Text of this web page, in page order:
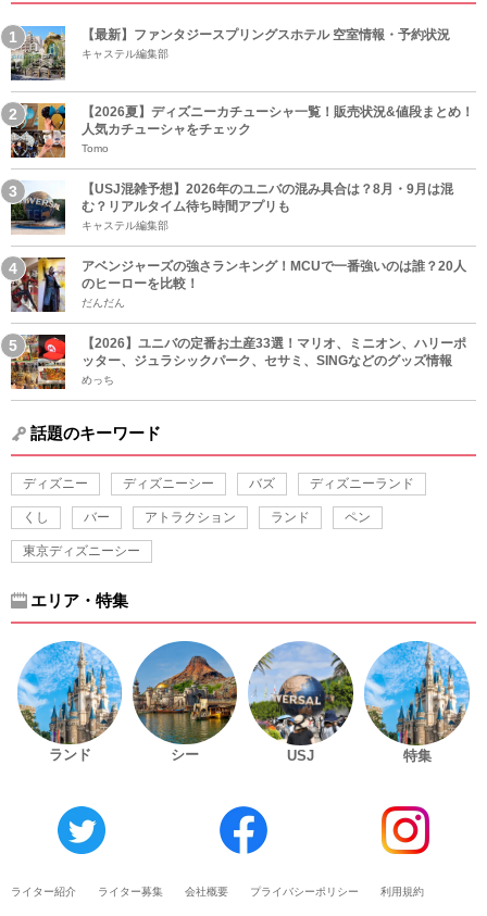
【最新】ファンタジースプリングスホテル 空室情報・予約状況
キャステル編集部
【2026夏】ディズニーカチューシャ一覧！販売状況&値段まとめ！
人気カチューシャをチェック
Tomo
【USJ混雑予想】2026年のユニバの混み具合は？8月・9月は混
む？リアルタイム待ち時間アプリも
キャステル編集部
アベンジャーズの強さランキング！MCUで一番強いのは誰？20人
のヒーローを比較！
だんだん
【2026】ユニバの定番お土産33選！マリオ、ミニオン、ハリーポ
ッター、ジュラシックパーク、セサミ、SINGなどのグッズ情報
めっち
話題のキーワード
ディズニー ディズニーシー バズ ディズニーランド
くし バー アトラクション ランド ペン
東京ディズニーシー
エリア・特集
ランド シー USJ 特集
ライター紹介 ライター募集 会社概要 プライバシーポリシー 利用規約